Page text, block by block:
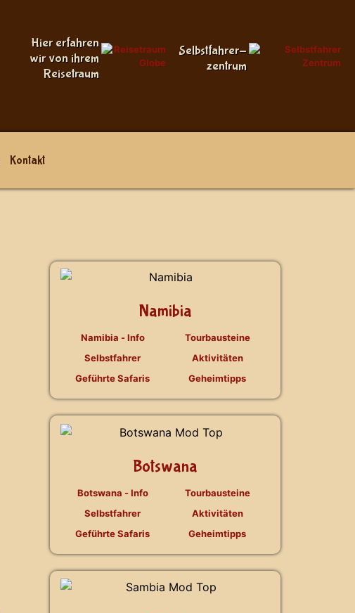
Hier erfahren
wir von ihrem
Reisetraum
Selbstfahrer-
zentrum
Kontakt
Namibia
Namibia - Info
Selbstfahrer
Geführte Safaris
Tourbausteine
Aktivitäten
Geheimtipps
Botswana
Botswana - Info
Selbstfahrer
Geführte Safaris
Tourbausteine
Aktivitäten
Geheimtipps